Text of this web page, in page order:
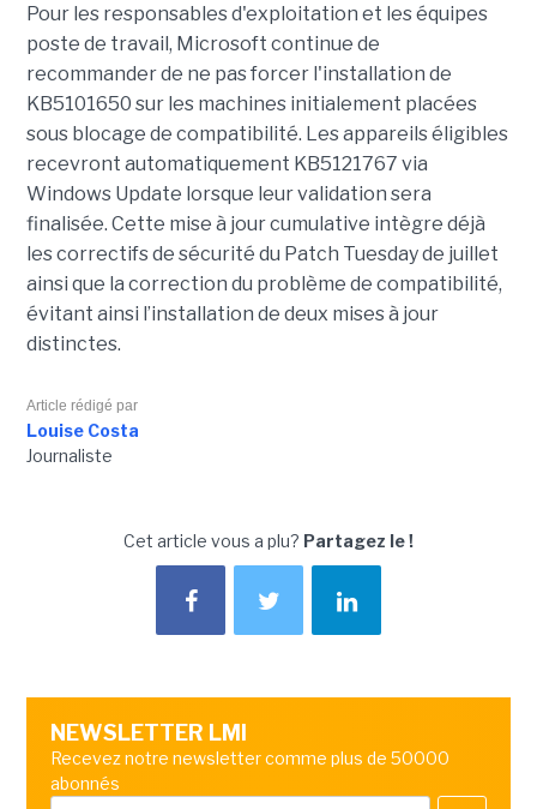
Pour les responsables d'exploitation et les équipes
poste de travail, Microsoft continue de
recommander de ne pas forcer l'installation de
KB5101650 sur les machines initialement placées
sous blocage de compatibilité. Les appareils éligibles
recevront automatiquement KB5121767 via
Windows Update lorsque leur validation sera
finalisée. Cette mise à jour cumulative intègre déjà
les correctifs de sécurité du Patch Tuesday de juillet
ainsi que la correction du problème de compatibilité,
évitant ainsi l’installation de deux mises à jour
distinctes.
Article rédigé par
Louise Costa
Journaliste
Cet article vous a plu? Partagez le !
NEWSLETTER LMI
Recevez notre newsletter comme plus de 50000
abonnés